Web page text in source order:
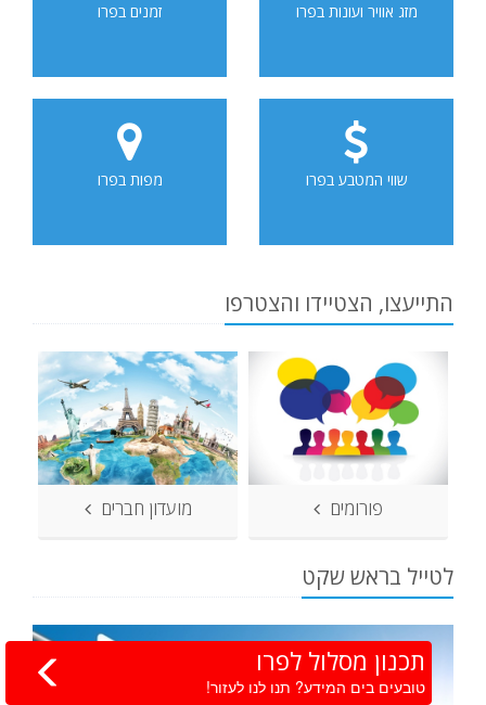
מזג אוויר ועונות בפרו זמנים בפרו
שווי המטבע בפרו מפות בפרו
התייעצו, הצטיידו והצטרפו
פורומים מועדון חברים
לטייל בראש שקט
תכנון מסלול לפרו
טובעים בים המידע? תנו לנו לעזור!